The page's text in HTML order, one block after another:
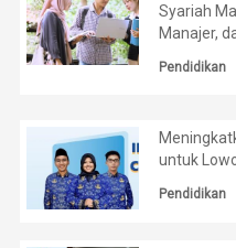
Syariah
Manajer,
Pendidikan
untuk
Pendidikan